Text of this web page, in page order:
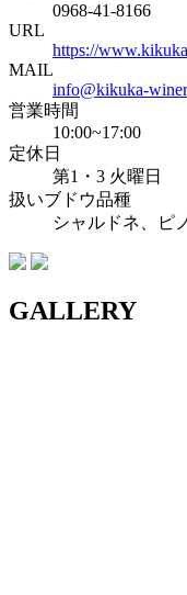
0968-41-8166
URL
https://
MAIL
info@kikuka-
営業時間
10:00~17:00
定休日
第1・3 火曜日
扱いブドウ品種
シャルドネ、ピ
GALLERY